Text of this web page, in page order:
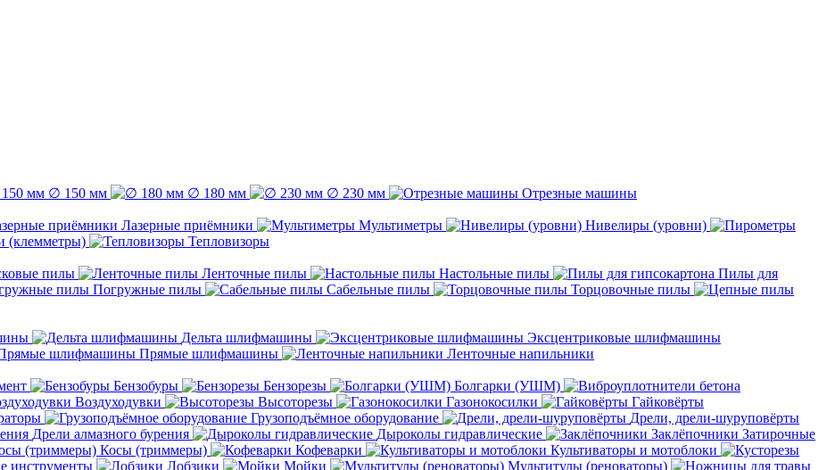
∅ 150 мм ∅ 180 мм ∅ 230 мм
Отрезные машины
Лазерные приёмники Мультиметры
Нивелиры (уровни)
(клемметры)
Тепловизоры
пилы Ленточные пилы Настольные пилы
Пилы для
Погружные пилы Сабельные пилы
Торцовочные пилы
Дельта шлифмашины
Эксцентриковые шлифмашины
Прямые шлифмашины
Ленточные напильники
Бензобуры Бензорезы
Болгарки (УШМ)
Воздуходувки Высоторезы Газонокосилки
Гайковёрты
Грузоподъёмное оборудование
Дрели, дрели-шуруповёрты
Дрели алмазного бурения Дыроколы гидравлические Заклёпочники Затирочные
Косы (триммеры) Кофеварки
Культиваторы и мотоблоки
инструменты Лобзики Мойки
Мультитулы (реноваторы)